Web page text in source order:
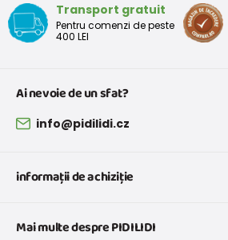
Transport gratuit
Pentru comenzi de peste
400 LEI
Ai nevoie de un sfat?
info@pidilidi.cz
informații de achiziție
Transport și plată
Mai multe despre PIDILIDI